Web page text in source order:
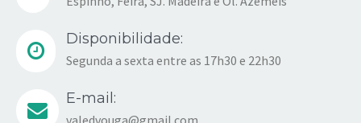
Disponibilidade:
Segunda a sexta entre as 17h30 e 22h30
E-mail: